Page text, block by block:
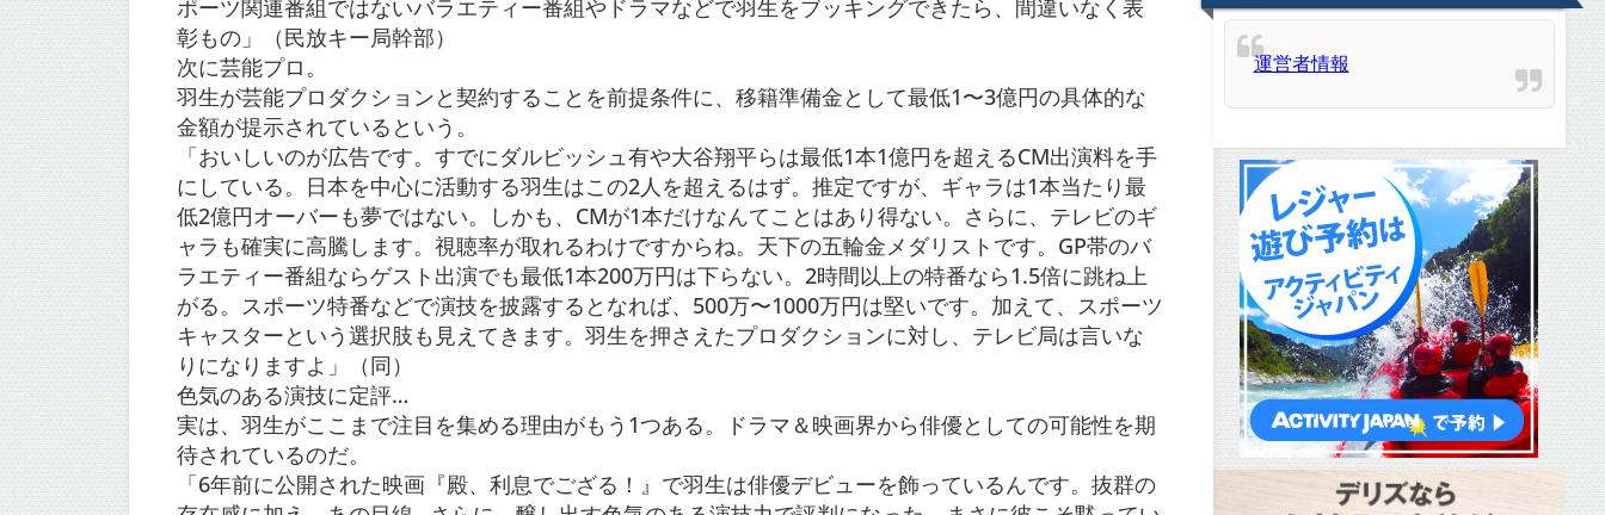
ポーツ関連番組ではないバラエティー番組やドラマなどで羽生をブッキングできたら、間違いなく表
彰もの」（民放キー局幹部）
次に芸能プロ。
羽生が芸能プロダクションと契約することを前提条件に、移籍準備金として最低1〜3億円の具体的な
金額が提示されているという。
「おいしいのが広告です。すでにダルビッシュ有や大谷翔平らは最低1本1億円を超えるCM出演料を手
にしている。日本を中心に活動する羽生はこの2人を超えるはず。推定ですが、ギャラは1本当たり最
低2億円オーバーも夢ではない。しかも、CMが1本だけなんてことはあり得ない。さらに、テレビのギ
ャラも確実に高騰します。視聴率が取れるわけですからね。天下の五輪金メダリストです。GP帯のバ
ラエティー番組ならゲスト出演でも最低1本200万円は下らない。2時間以上の特番なら1.5倍に跳ね上
がる。スポーツ特番などで演技を披露するとなれば、500万〜1000万円は堅いです。加えて、スポーツ
キャスターという選択肢も見えてきます。羽生を押さえたプロダクションに対し、テレビ局は言いな
りになりますよ」（同）
色気のある演技に定評…
実は、羽生がここまで注目を集める理由がもう1つある。ドラマ＆映画界から俳優としての可能性を期
待されているのだ。
「6年前に公開された映画『殿、利息でござる！』で羽生は俳優デビューを飾っているんです。抜群の
運営者情報